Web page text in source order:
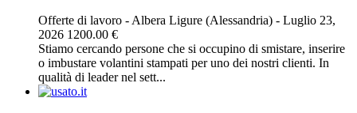
Offerte di lavoro - Albera Ligure (Alessandria) - Luglio 23,
2026 1200.00 €
Stiamo cercando persone che si occupino di smistare, inserire
o imbustare volantini stampati per uno dei nostri clienti. In
qualità di leader nel sett...